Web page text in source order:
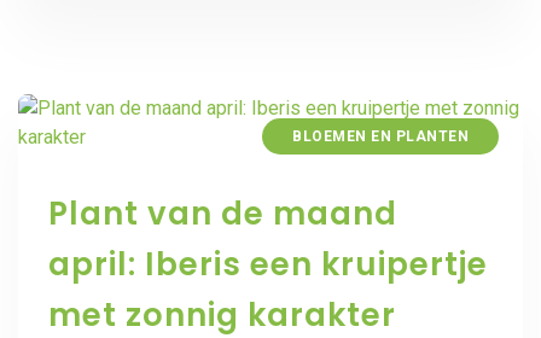
BLOEMEN EN PLANTEN
Plant van de maand
april: Iberis een kruipertje
met zonnig karakter